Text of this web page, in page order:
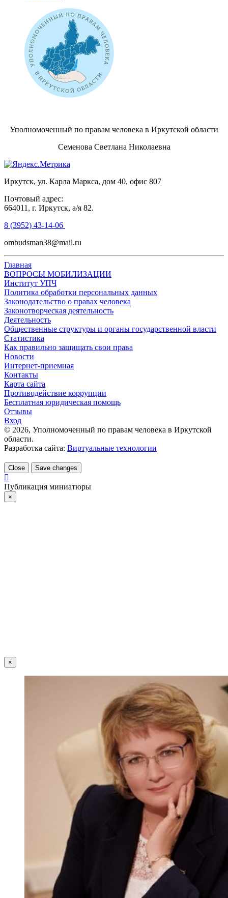
Уполномоченный по правам человека в Иркутской области
Семенова Светлана Николаевна
Иркутск, ул. Карла Маркса, дом 40, офис 807
Почтовый адрес:
664011, г. Иркутск, а/я 82.
8 (3952) 43-14-06
ombudsman38@mail.ru
Главная
ВОПРОСЫ МОБИЛИЗАЦИИ
Институт УПЧ
Политика обработки персональных данных
Законодательство о правах человека
Законотворческая деятельность
Деятельность
Общественные структуры и органы государственной власти
Статистика
Как правильно защищать свои права
Новости
Интернет-приемная
Контакты
Карта сайта
Противодействие коррупции
Бесплатная юридическая помощь
Отзывы
Вход
© 2026, Уполномоченный по правам человека в Иркутской
области.
Разработка сайта: Виртуальные технологии
Close Save changes
Публикация миниатюры
×
×